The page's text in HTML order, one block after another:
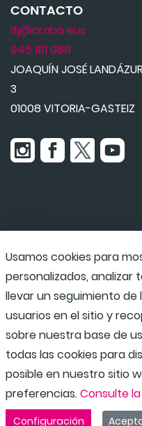
Udaraba
Programas
CONTACTO
ifj@araba.eus
945 181 988
JOAQUÍN JOSÉ
3
01008 VITORIA-GASTEIZ
Usamos cookies para
personalizados, analizar
llevar un seguimiento de
usuarios en el sitio y
sobre nuestra base de
todas las cookies para
posible en nuestro sitio
preferencias.Consulte
Configuración